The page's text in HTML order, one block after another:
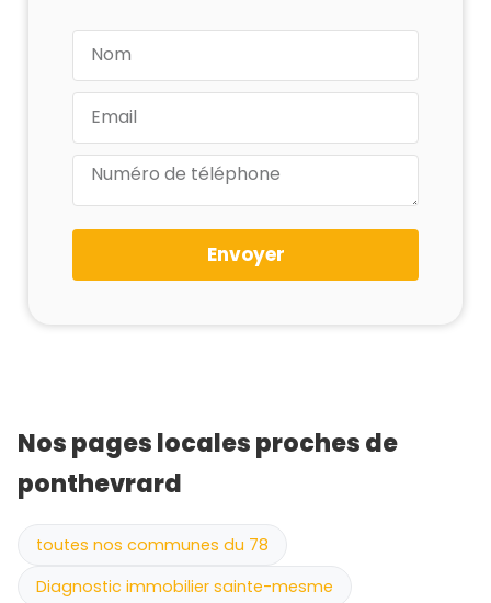
Envoyer
Nos pages locales proches de
ponthevrard
toutes nos communes du 78
Diagnostic immobilier sainte-mesme